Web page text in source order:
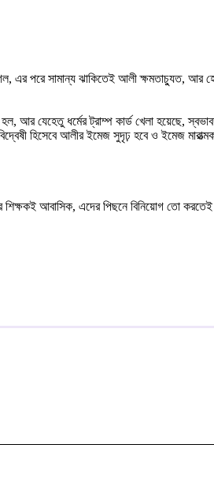
এর পরে সামান্য ঝাকিতেই আলী ক্ষমতাচ্যুত, আর
যেহেতু ধর্মের ট্রাম্প কার্ড খেলা হয়েছে,
হিসেবে আলীর ইমেজ সুদৃঢ় হবে ও ইমেজ
আবাসিক, এদের পিছনে বিনিয়োগ তো